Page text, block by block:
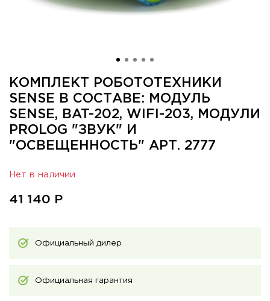
КОМПЛЕКТ РОБОТОТЕХНИКИ
SENSE В СОСТАВЕ: МОДУЛЬ
SENSE, BAT-202, WIFI-203, МОДУЛИ
PROLOG "ЗВУК" И
"ОСВЕЩЕННОСТЬ" АРТ. 2777
Нет в наличии
41 140 Р
Официальный дилер
Официальная гарантия